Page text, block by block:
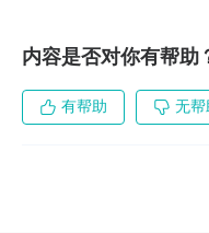
内容是否对你有帮助
有帮助 无帮